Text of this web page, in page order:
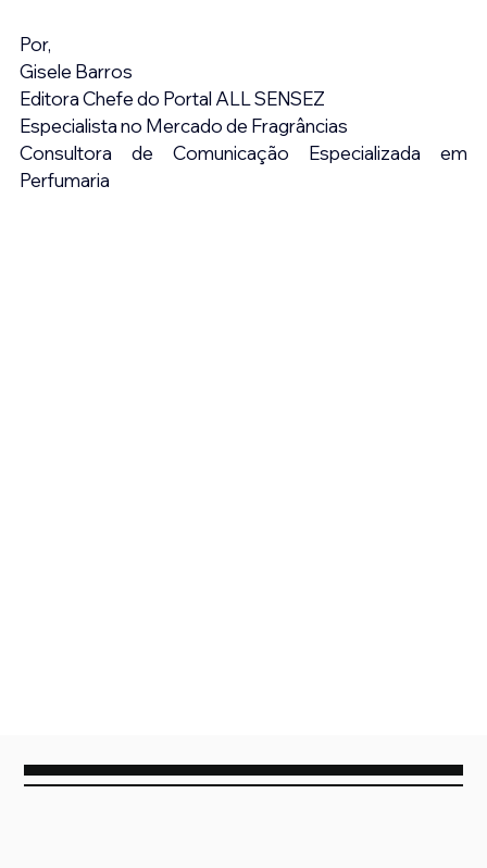
Por,
Gisele Barros
Editora Chefe do Portal ALL SENSEZ
Especialista no Mercado de Fragrâncias
Consultora de Comunicação Especializada em
Perfumaria